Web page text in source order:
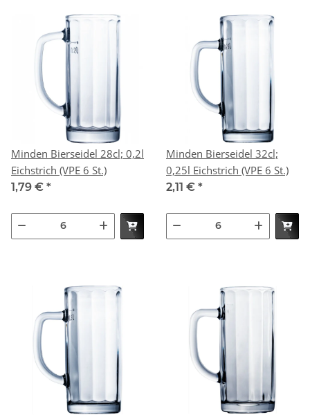
Minden Bierseidel 28cl; 0,2l
Eichstrich (VPE 6 St.)
1,79 € *
Minden Bierseidel 32cl;
0,25l Eichstrich (VPE 6 St.)
2,11 € *